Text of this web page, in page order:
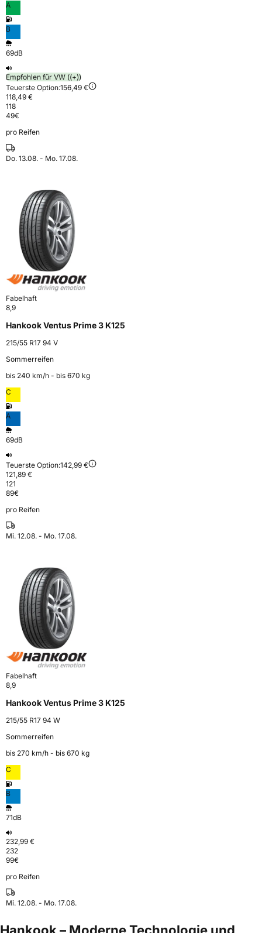
A
B
69dB
Empfohlen für VW ((+))
Teuerste Option:156,49 €
118,49 €
118
49€
pro Reifen
Do. 13.08. - Mo. 17.08.
Fabelhaft
8,9
Hankook Ventus Prime 3 K125
215/55 R17 94 V
Sommerreifen
bis 240 km⁠/⁠h - bis 670 kg
C
A
69dB
Teuerste Option:142,99 €
121,89 €
121
89€
pro Reifen
Mi. 12.08. - Mo. 17.08.
Fabelhaft
8,9
Hankook Ventus Prime 3 K125
215/55 R17 94 W
Sommerreifen
bis 270 km⁠/⁠h - bis 670 kg
C
B
71dB
232,99 €
232
99€
pro Reifen
Mi. 12.08. - Mo. 17.08.